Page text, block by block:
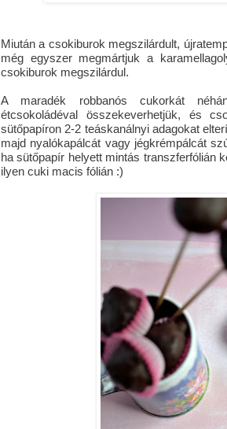
Miután a csokiburok megszilárdult,
még egyszer megmártjuk a
csokiburok megszilárdul.
A maradék robbanós cukorkát
étcsokoládéval összekeverhetjük, és
sütőpapíron 2-2 teáskanálnyi adagokat
majd nyalókapálcát vagy jégkrémpálcát
ha sütőpapír helyett mintás transzferfólián
ilyen cuki macis fólián :)